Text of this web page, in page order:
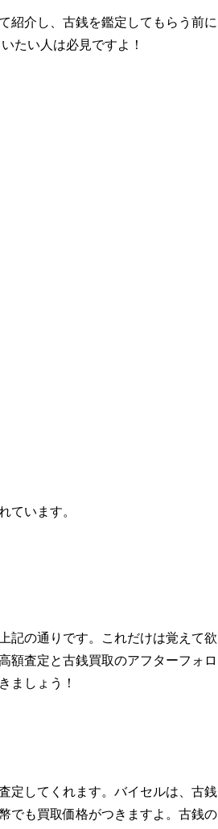
紹介し、古銭を鑑定してもらう前に
たい人は必見ですよ！
ています。
記の通りです。これだけは覚えて欲
額査定と古銭買取のアフターフォロ
ましょう！
定してくれます。バイセルは、古銭
でも買取価格がつきますよ。古銭の